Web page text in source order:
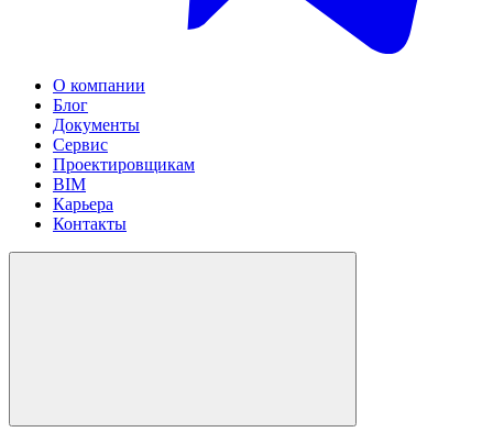
О компании
Блог
Документы
Сервис
Проектировщикам
BIM
Карьера
Контакты